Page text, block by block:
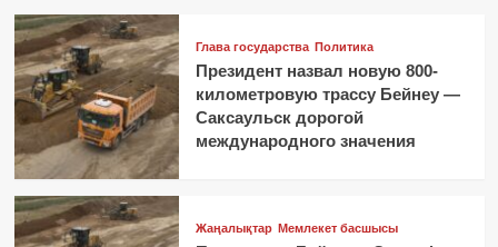
Глава государства Политика
Президент назвал новую 800-
километровую трассу Бейнеу —
Саксаульск дорогой
международного значения
Жаңалықтар Мемлекет басшысы